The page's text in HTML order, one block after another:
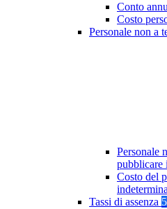
Conto
Costo
Personale non a
Personale
pubblicare
Costo del
Tassi di assenza 5